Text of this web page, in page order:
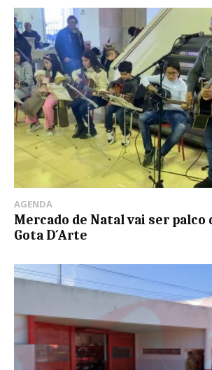
AGENDA
Mercado de Natal vai ser palco
Gota D´Arte